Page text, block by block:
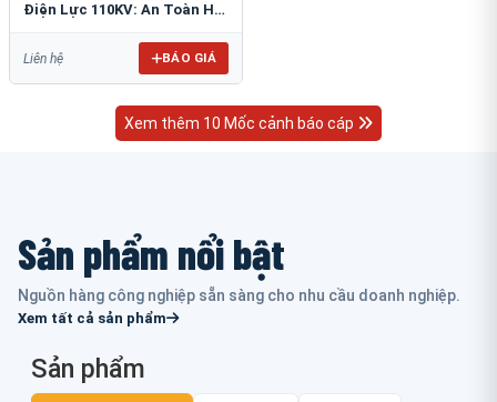
Điện Lực 110KV: An Toàn Hệ
Liên hệ BÁO GIÁ
Xem thêm 10 Mốc cảnh báo cáp
Sản phẩm nổi bật
Nguồn hàng công nghiệp sẵn sàng cho nhu cầu doanh nghiệp.
Xem tất cả sản phẩm
Sản phẩm